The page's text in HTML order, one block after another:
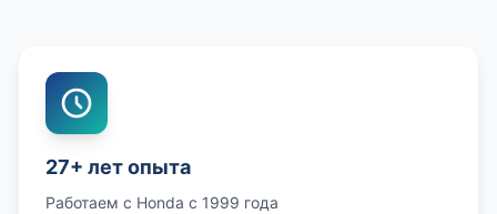
27+ лет опыта
Работаем с Honda с 1999 года